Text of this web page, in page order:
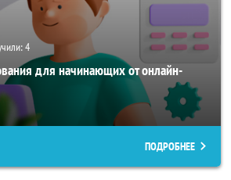
4
для начинающих от онлайн-
ПОДРОБНЕЕ